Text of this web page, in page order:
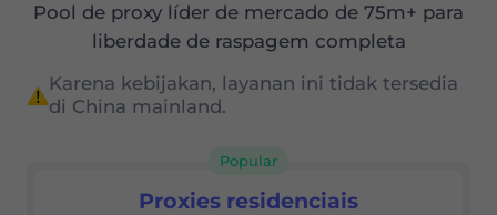
Pool de proxy líder de mercado de 75m+ para
liberdade de raspagem completa
Karena kebijakan, layanan ini tidak tersedia
di China mainland.
Proxies residenciais
Popular
Proxies residenciais